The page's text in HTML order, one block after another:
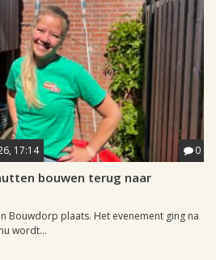
17:14 0
bouwen terug naar
Bouwdorp plaats. Het evenement ging na
wordt...